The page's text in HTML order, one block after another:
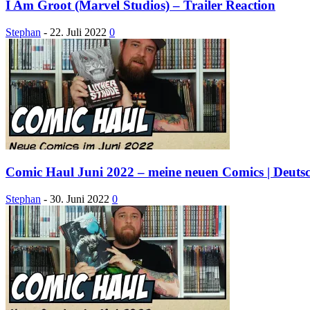
I Am Groot (Marvel Studios) – Trailer Reaction
Stephan - 22. Juli 2022 0
Comic Haul Juni 2022 – meine neuen Comics |
Stephan - 30. Juni 2022 0